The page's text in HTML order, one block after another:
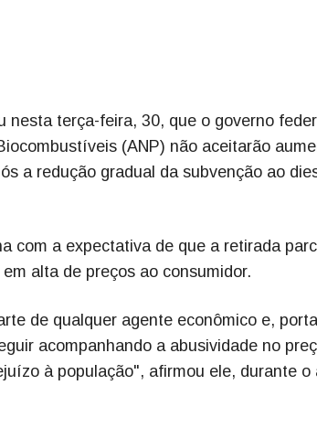
nesta terça-feira, 30, que o governo
(ANP) não aceitarão
a redução gradual da subvenção ao
com a expectativa de que a retirada
alta de preços ao consumidor.
de qualquer agente econômico e,
acompanhando a abusividade no
à população", afirmou ele, durante o